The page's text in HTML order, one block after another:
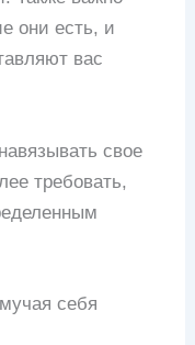
они есть, и
вас
свое
требовать,
себя